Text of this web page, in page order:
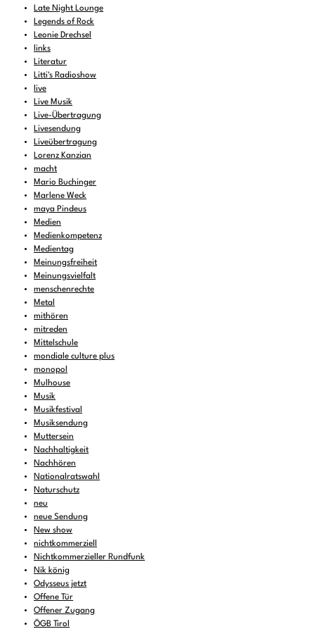
Late Night Lounge
Legends of Rock
Leonie Drechsel
links
Literatur
Litti's Radioshow
live
Live Musik
Live-Übertragung
Livesendung
Liveübertragung
Lorenz Kanzian
macht
Mario Buchinger
Marlene Weck
maya Pindeus
Medien
Medienkompetenz
Medientag
Meinungsfreiheit
Meinungsvielfalt
menschenrechte
Metal
mithören
mitreden
Mittelschule
mondiale culture plus
monopol
Mulhouse
Musik
Musikfestival
Musiksendung
Muttersein
Nachhaltigkeit
Nachhören
Nationalratswahl
Naturschutz
neu
neue Sendung
New show
nichtkommerziell
Nichtkommerzieller Rundfunk
Nik könig
Odysseus jetzt
Offene Tür
Offener Zugang
ÖGB Tirol